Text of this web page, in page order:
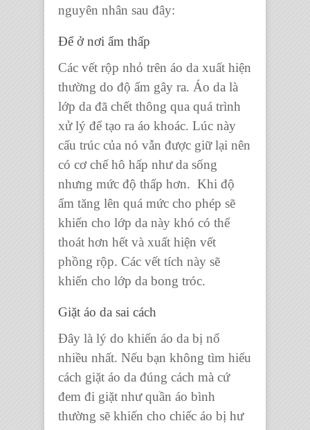
nguyên nhân sau đây:
Để ở nơi ẩm thấp
Các vết rộp nhỏ trên áo da xuất hiện
thường do độ ẩm gây ra. Áo da là
lớp da đã chết thông qua quá trình
xử lý để tạo ra áo khoác. Lúc này
cấu trúc của nó vẫn được giữ lại nên
có cơ chế hô hấp như da sống
nhưng mức độ thấp hơn. Khi độ
ẩm tăng lên quá mức cho phép sẽ
khiến cho lớp da này khó có thể
thoát hơn hết và xuất hiện vết
phồng rộp. Các vết tích này sẽ
khiến cho lớp da bong tróc.
Giặt áo da sai cách
Đây là lý do khiến áo da bị nổ
nhiều nhất. Nếu bạn không tìm hiểu
cách giặt áo da đúng cách mà cứ
đem đi giặt như quần áo bình
thường sẽ khiến cho chiếc áo bị hư